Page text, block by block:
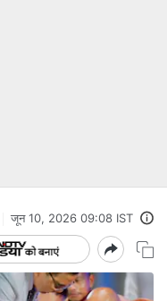
जून 10, 2026 09:08 IST